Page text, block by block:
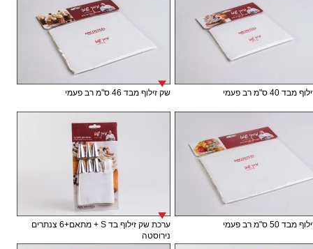
40 ס"מ רב פעמי שק זילוף מבד 46 ס"מ רב פעמי
50 ס"מ רב פעמי
ערכת שק זילוף בד S + מתאם+6 צנתרים
נירוסטה